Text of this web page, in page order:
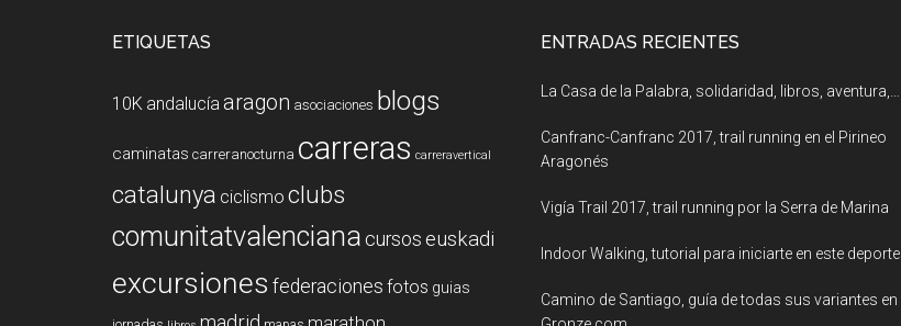
del
ETIQUETAS
10K andalucíaaragon asociaciones blogs
caminatas carreranocturna carreras carreravertical
catalunya ciclismo clubs
comunitatvalenciana cursos euskadi
excursiones federaciones fotos guias
ENTRADAS RECIENTES
La Casa de la Palabra, solidaridad, libros, aventura,…
Canfranc-Canfranc 2017, trail running en el Pirineo
Aragonés
Vigía Trail 2017, trail running por la Serra de Marina
Indoor Walking, tutorial para iniciarte en este deporte
Camino de Santiago, guía de todas sus variantes en